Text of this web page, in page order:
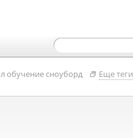
обучениесноуборд Еще теги